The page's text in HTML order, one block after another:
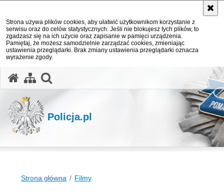
Strona używa plików cookies, aby ułatwić użytkownikom korzystanie z
serwisu oraz do celów statystycznych. Jeśli nie blokujesz tych plików, to
zgadzasz się na ich użycie oraz zapisanie w pamięci urządzenia.
Pamiętaj, że możesz samodzielnie zarządzać cookies, zmieniając
ustawienia przeglądarki. Brak zmiany ustawienia przeglądarki oznacza
wyrażenie zgody.
Policja.pl
Strona główna Filmy